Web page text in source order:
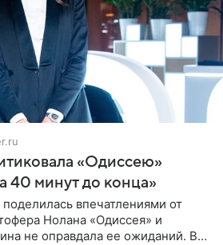
«Одиссею»
40 минут до конца»
впечатлениями от
Нолана «Одиссея» и
не оправдала ее ожиданий. В